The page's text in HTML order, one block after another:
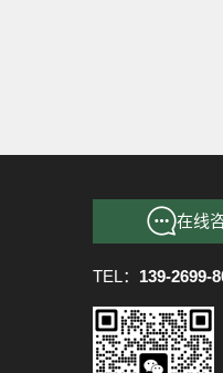
在线
TEL： 139-2699-